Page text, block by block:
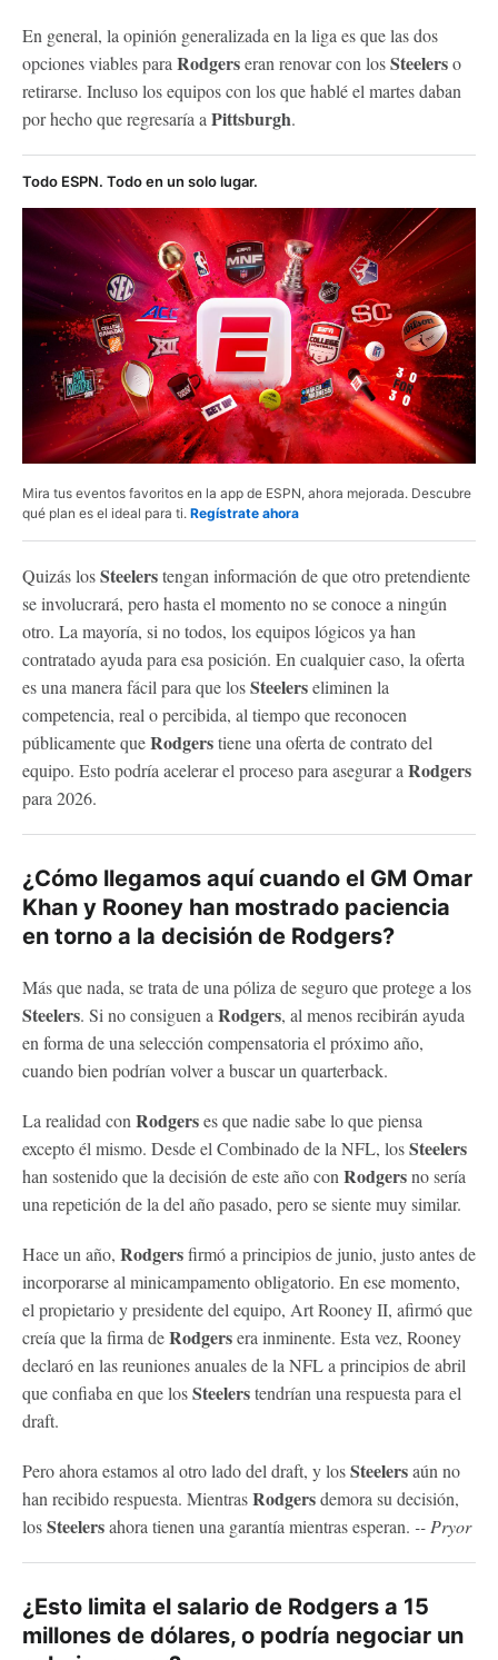
En general, la opinión generalizada en la liga es que las dos
opciones viables paraRodgerseran renovar con losSteelerso
retirarse. Incluso los equipos con los que hablé el martes daban
por hecho que regresaría aPittsburgh.
Todo ESPN. Todo en un solo lugar.
Mira tus eventos favoritos en la app de ESPN, ahora mejorada. Descubre
qué plan es el ideal para ti. Regístrate ahora
Quizás losSteelerstengan información de que otro pretendiente
se involucrará, pero hasta el momento no se conoce a ningún
otro. La mayoría, si no todos, los equipos lógicos ya han
contratado ayuda para esa posición. En cualquier caso, la oferta
es una manera fácil para que losSteelerseliminen la
competencia, real o percibida, al tiempo que reconocen
públicamente queRodgerstiene una oferta de contrato del
equipo. Esto podría acelerar el proceso para asegurar a Rodgers
para 2026.
¿Cómo llegamos aquí cuando el GM Omar
Khan y Rooney han mostrado paciencia
en torno a la decisión de Rodgers?
Más que nada, se trata de una póliza de seguro que protege a los
Steelers. Si no consiguen a Rodgers, al menos recibirán ayuda
en forma de una selección compensatoria el próximo año,
cuando bien podrían volver a buscar un quarterback.
La realidad con Rodgerses que nadie sabe lo que piensa
excepto él mismo. Desde el Combinado de la NFL, losSteelers
han sostenido que la decisión de este año con Rodgersno sería
una repetición de la del año pasado, pero se siente muy similar.
Hace un año, Rodgersfirmó a principios de junio, justo antes de
incorporarse al minicampamento obligatorio. En ese momento,
el propietario y presidente del equipo, Art Rooney II, afirmó que
creía que la firma deRodgersera inminente. Esta vez, Rooney
declaró en las reuniones anuales de la NFL a principios de abril
que confiaba en que losSteelerstendrían una respuesta para el
draft.
Pero ahora estamos al otro lado del draft, y losSteelersaún no
han recibido respuesta. MientrasRodgersdemora su decisión,
losSteelersahora tienen una garantía mientras esperan. -- Pryor
¿Esto limita el salario de Rodgers a 15
millones de dólares, o podría negociar un